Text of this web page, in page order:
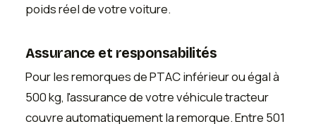
poids réel de votre voiture.
Assurance et responsabilités
Pour les remorques de PTAC inférieur ou égal à
500 kg, l'assurance de votre véhicule tracteur
couvre automatiquement la remorque. Entre 501